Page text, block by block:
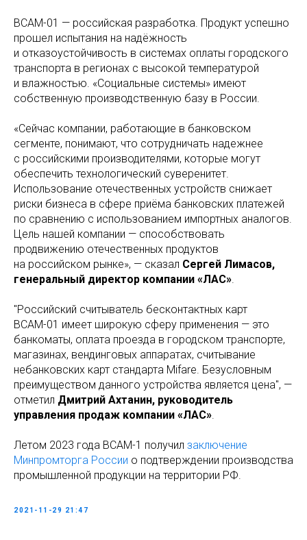
ВСАМ-01 — российская разработка. Продукт успешно
прошел испытания на надёжность
и отказоустойчивость в системах оплаты городского
транспорта в регионах с высокой температурой
и влажностью. «Социальные системы» имеют
собственную производственную базу в России.
«Сейчас компании, работающие в банковском
сегменте, понимают, что сотрудничать надежнее
с российскими производителями, которые могут
обеспечить технологический суверенитет.
Использование отечественных устройств снижает
риски бизнеса в сфере приёма банковских платежей
по сравнению с использованием импортных аналогов.
Цель нашей компании — способствовать
продвижению отечественных продуктов
на российском рынке», — сказал Сергей Лимасов,
генеральный директор компании «ЛАС»
"Российский считыватель бесконтактных карт
ВСАМ-01 имеет широкую сферу применения — это
банкоматы, оплата проезда в городском транспорте,
магазинах, вендинговых аппаратах, считывание
небанковских карт стандарта Mifare. Безусловным
преимуществом данного устройства является цена", —
отметил Дмитрий Ахтанин, руководитель
управления продаж компании «ЛАС»
Летом 2023 года ВСАМ-1 получил заключение
Минпромторга России о подтверждении производства
промышленной продукции на территории РФ.
2021-11-29 21:47